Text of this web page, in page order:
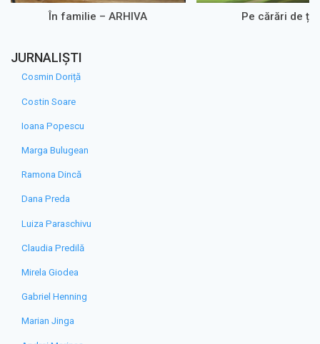
În familie – ARHIVA Pe cărări de
JURNALIȘTI
Cosmin Doriță
Costin Soare
Ioana Popescu
Marga Bulugean
Ramona Dincă
Dana Preda
Luiza Paraschivu
Claudia Predilă
Mirela Giodea
Gabriel Henning
Marian Jinga